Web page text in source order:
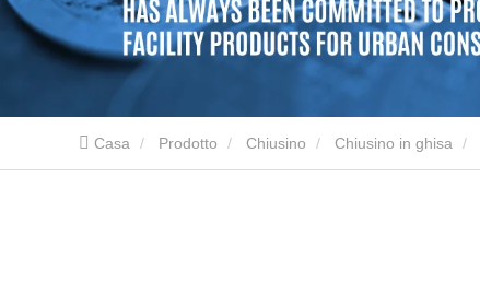
Casa Prodotto Chiusino Chiusino in ghisa